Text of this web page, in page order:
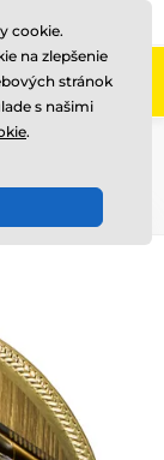
+421220255160
cookie.
na zlepšenie
stránok
s našimi
.